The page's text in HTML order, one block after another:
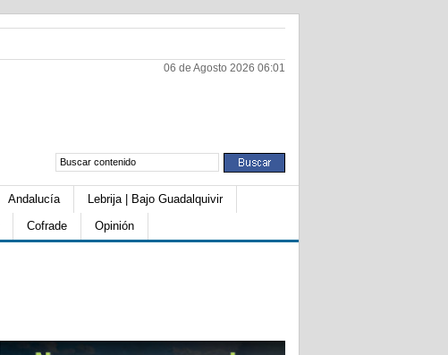
06 de Agosto 2026 06:01
Andalucía
Lebrija | Bajo Guadalquivir
Cofrade Opinión